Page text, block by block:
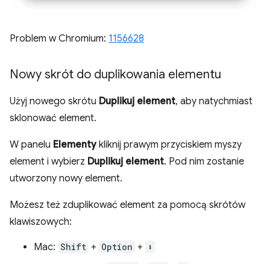
Problem w Chromium: 1156628
Nowy skrót do duplikowania elementu
Użyj nowego skrótu Duplikuj element, aby natychmiast
sklonować element.
W panelu Elementykliknij prawym przyciskiem myszy
element i wybierz Duplikuj element. Pod nim zostanie
utworzony nowy element.
Możesz też zduplikować element za pomocą skrótów
klawiszowych:
Mac: Shift + Option + ⬇️